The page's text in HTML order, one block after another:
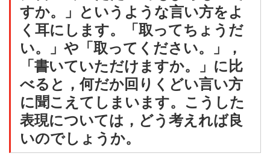
すか。」というような言い方をよ
く耳にします。「取ってちょうだ
い。」や「取ってください。」，
「書いていただけますか。」に比
べると，何だか回りくどい言い方
に聞こえてしまいます。こうした
表現については，どう考えれば良
いのでしょうか。